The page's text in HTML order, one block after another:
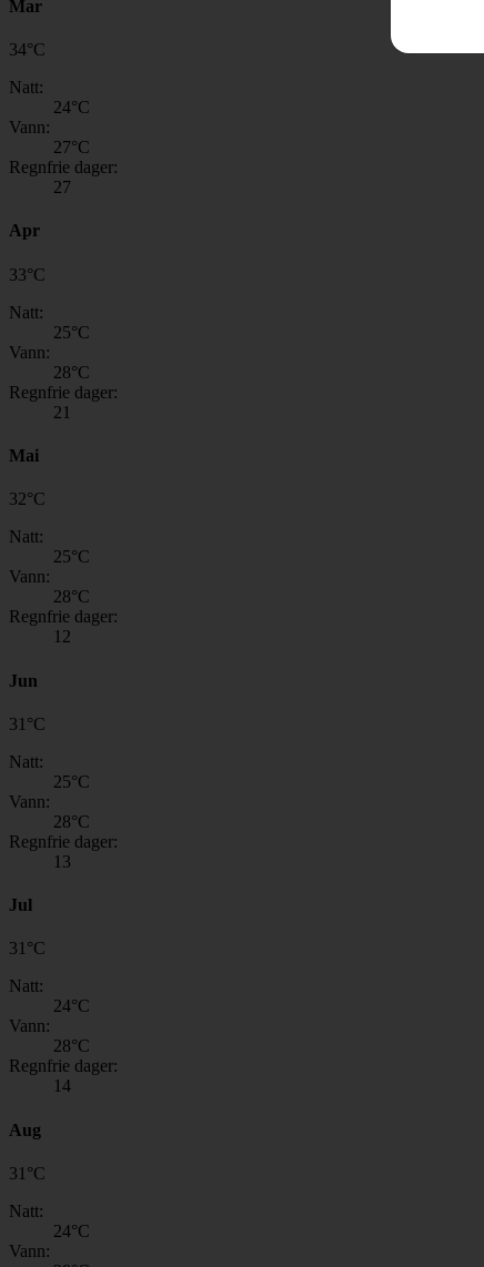
Mar
34°C
Natt:
24°C
Vann:
27°C
Regnfrie dager:
27
Apr
33°C
Natt:
25°C
Vann:
28°C
Regnfrie dager:
21
Mai
32°C
Natt:
25°C
Vann:
28°C
Regnfrie dager:
12
Jun
31 °C
Natt:
25°C
Vann:
28°C
Regnfrie dager:
13
Jul
31 °C
Natt:
24°C
Vann:
28°C
Regnfrie dager:
14
Aug
31 °C
Natt:
24°C
Vann: